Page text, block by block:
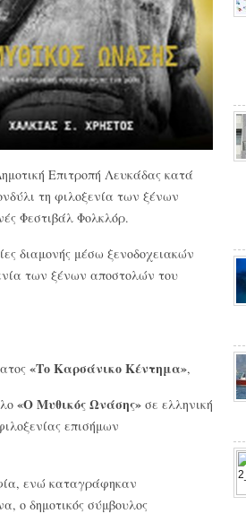
Επιτροπή Λευκάδας κατά
τη φιλοξενία των ξένων
Φεστιβάλ Φολκλόρ.
διαμονής μέσω ξενοδοχειακών
των ξένων αποστολών του
«Το Καρσάνικο Κέντημα»,
«Ο Μυθικός Ωνάσης» σε ελληνική
επισήμων
ενώ καταγράφηκαν
ο δημοτικός σύμβουλος